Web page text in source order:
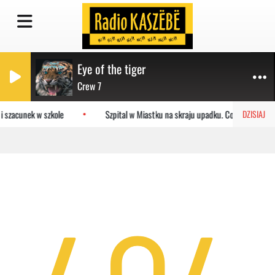
Eye of the tiger
Crew 7
DZISIAJ
w szkole Szpital w Miastku na skraju upadku. Co czeka